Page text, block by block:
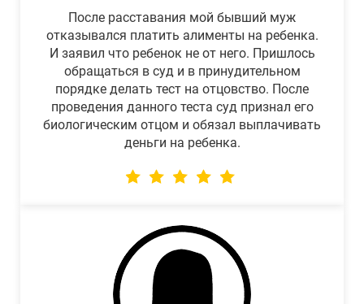
После расставания мой бывший муж
отказывался платить алименты на ребенка.
И заявил что ребенок не от него. Пришлось
обращаться в суд и в принудительном
порядке делать тест на отцовство. После
проведения данного теста суд признал его
биологическим отцом и обязал выплачивать
деньги на ребенка.